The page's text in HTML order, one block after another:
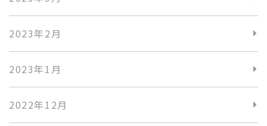
2023年2月
2023年1月
2022年12月